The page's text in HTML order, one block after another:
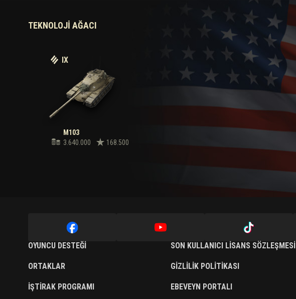
TEKNOLOJI AĞACI
M103
3.640.000
168.500
IX
OYUNCU DESTEĞI
ORTAKLAR
İŞTIRAK PROGRAMI
SON KULLANICI LISANS SÖZLEŞMESI
GIZLILIK POLITIKASI
EBEVEYN PORTALI